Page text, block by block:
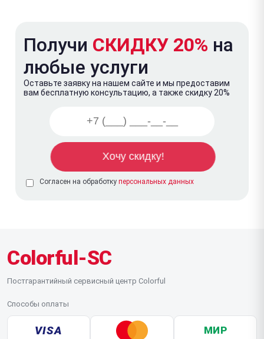
Получи СКИДКУ 20% на
любые услуги
Оставьте заявку на нашем сайте и мы предоставим
вам бесплатную консультацию, а также скидку 20%
Согласен на обработку персональных данных
Colorful-SC
Постгарантийный сервисный центр Colorful
Способы оплаты
VISA МИР